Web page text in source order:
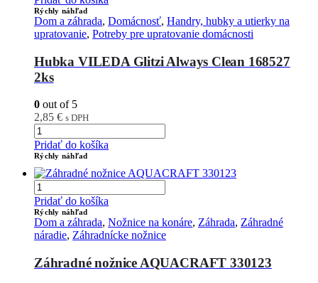
Rýchly náhľad
Dom a záhrada, Domácnosť, Handry, hubky a utierky na
upratovanie, Potreby pre upratovanie domácnosti
Hubka VILEDA Glitzi Always Clean 168527
2ks
0 out of 5
2,85 € s DPH
Pridať do košíka
Rýchly náhľad
Pridať do košíka
Rýchly náhľad
Dom a záhrada, Nožnice na konáre, Záhrada, Záhradné
náradie, Záhradnícke nožnice
Záhradné nožnice AQUACRAFT 330123